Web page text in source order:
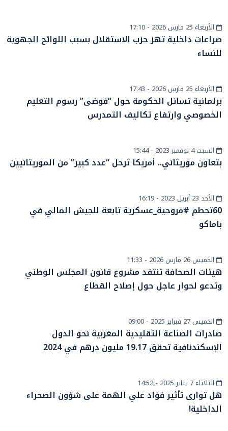
سياسةالأربعاء 25 مارس 2026 - 17:10
صراعات داخلية تهز حزب الاستقلال بسبب اللوائح الجهوية
للنساء
أخبار وطنيةالأربعاء 25 مارس 2026 - 17:43
برلمانية تسائل الحكومة حول “فوضى” رسوم التعليم
الخصوصي وارتفاع تكاليف التمدرس
الساحل والصحراءالسبت 4 نوفمبر 2023 - 15:44
بتعاون موريتاني.. أمريكا ترحل “عدد كبير” من الموريتانيين
الساحل والصحراءالأحد 23 أبريل 2023 - 16:19
60تحطم #مروحية_عسكرية تابعة للجيش المالي في
باماكو
أخبار وطنية
الخميس 26 مارس 2026 - 11:33
هيئات الصحافة تنتقد مشروع قانون المجلس الوطني
وتدعو لحوار عاجل حول إصلاح القطاع
إقتصاد
الخميس 27 فبراير 2025 - 09:00
صادرات الصناعة التقليدية المغربية نحو الدول
الإسكندنافية تحقق 19.17 مليون درهم في 2024
الرأي
الثلاثاء 7 يناير 2025 - 14:52
هل توارى تأثير فؤاد علي الهمة على شؤون الصحراء
الداخلية!